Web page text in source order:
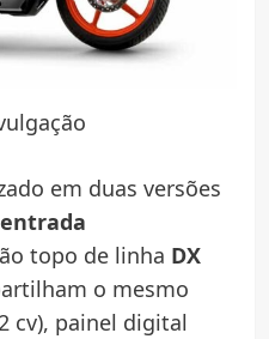
em duas versões
entrada
topo de linha DX
o mesmo
cv), painel digital